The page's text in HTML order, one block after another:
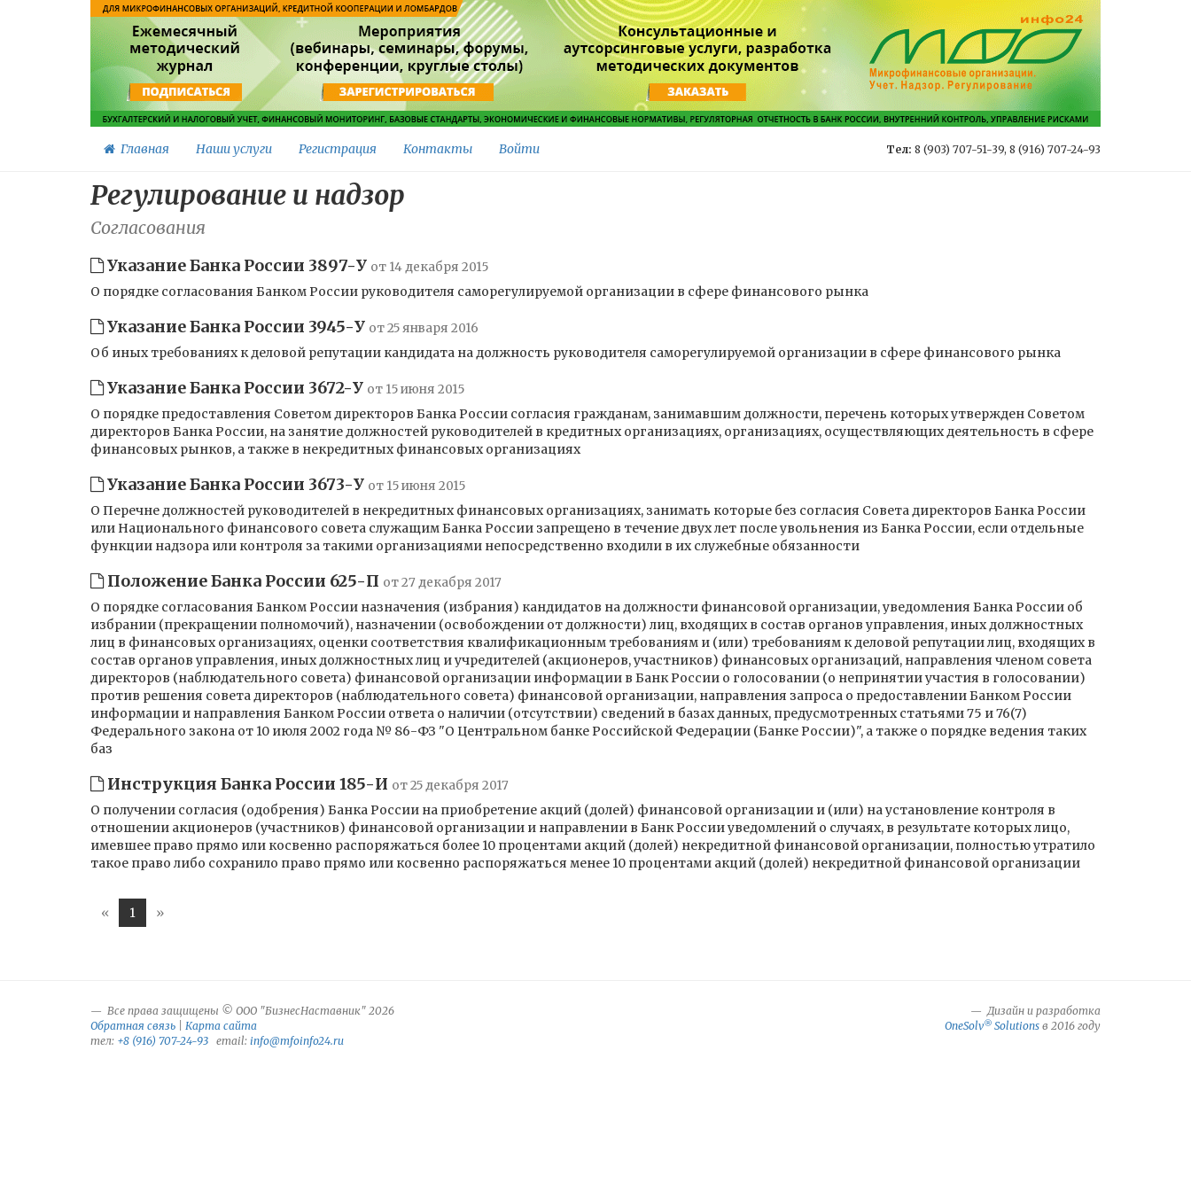
Главная Наши услуги Регистрация Контакты Войти Тел: 8 (903) 707-51-39, 8 (916) 707-24-93
Регулирование и надзор
Согласования
Указание Банка России 3897-У от 14 декабря 2015
О порядке согласования Банком России руководителя саморегулируемой организации в сфере финансового рынка
Указание Банка России 3945-У от 25 января 2016
Об иных требованиях к деловой репутации кандидата на должность руководителя саморегулируемой организации в сфере финансового рынка
Указание Банка России 3672-У от 15 июня 2015
О порядке предоставления Советом директоров Банка России согласия гражданам, занимавшим должности, перечень которых утвержден Советом
директоров Банка России, на занятие должностей руководителей в кредитных организациях, организациях, осуществляющих деятельность в сфере
финансовых рынков, а также в некредитных финансовых организациях
Указание Банка России 3673-У от 15 июня 2015
О Перечне должностей руководителей в некредитных финансовых организациях, занимать которые без согласия Совета директоров Банка России
или Национального финансового совета служащим Банка России запрещено в течение двух лет после увольнения из Банка России, если отдельные
функции надзора или контроля за такими организациями непосредственно входили в их служебные обязанности
Положение Банка России 625-П от 27 декабря 2017
О порядке согласования Банком России назначения (избрания) кандидатов на должности финансовой организации, уведомления Банка России об
избрании (прекращении полномочий), назначении (освобождении от должности) лиц, входящих в состав органов управления, иных должностных
лиц в финансовых организациях, оценки соответствия квалификационным требованиям и (или) требованиям к деловой репутации лиц, входящих в
состав органов управления, иных должностных лиц и учредителей (акционеров, участников) финансовых организаций, направления членом совета
директоров (наблюдательного совета) финансовой организации информации в Банк России о голосовании (о непринятии участия в голосовании)
против решения совета директоров (наблюдательного совета) финансовой организации, направления запроса о предоставлении Банком России
информации и направления Банком России ответа о наличии (отсутствии) сведений в базах данных, предусмотренных статьями 75 и 76(7)
Федерального закона от 10 июля 2002 года № 86-ФЗ "О Центральном банке Российской Федерации (Банке России)", а также о порядке ведения таких
баз
Инструкция Банка России 185-И от 25 декабря 2017
О получении согласия (одобрения) Банка России на приобретение акций (долей) финансовой организации и (или) на установление контроля в
отношении акционеров (участников) финансовой организации и направлении в Банк России уведомлений о случаях, в результате которых лицо,
имевшее право прямо или косвенно распоряжаться более 10 процентами акций (долей) некредитной финансовой организации, полностью утратило
такое право либо сохранило право прямо или косвенно распоряжаться менее 10 процентами акций (долей) некредитной финансовой организации
« 1 »
Все права защищены © ООО "БизнесНаставник" 2026
Обратная связь
Карта сайта
тел: +8 (916) 707-24-93 email: info@mfoinfo24.ru
Дизайн и разработка
OneSolv® Solutions в 2016 году